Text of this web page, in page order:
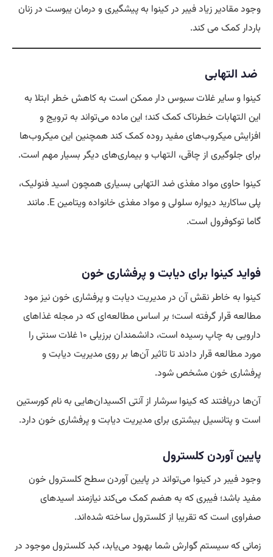
وجود مقادیر زیاد فیبر در کینوا به پیشگیری و درمان یبوست در زنان
باردار کمک می کند.
ضد التهابی
کینوا و سایر غلات سبوس دار ممکن است به کاهش خطر ابتلا به
این التهابات خطرناک کمک کند؛ این ماده می‌تواند به ترویج و
افزایش میکروب‌های مفید روده کمک کند همچنین این میکروب‌ها
برای جلوگیری از چاقی، التهاب و بیماری‌های دیگر بسیار مهم است.
کینوا حاوی مواد مغذی ضد التهابی بسیاری همچون اسید فنولیک،
پلی ساکارید دیواره سلولی و مواد مغذی خانواده ویتامین E. مانند
گاما توکوفرول است.
فواید کینوا برای دیابت و پرفشاری خون
کینوا به خاطر نقش آن در مدیریت دیابت و پرفشاری خون نیز مود
مطالعه قرار گرفته است؛ بر اساس مطالعه‌ای که در مجله غذا‌های
دارویی به چاپ رسیده است، دانشمندان برزیلی ۱۰ غلات سنتی را
مورد مطالعه قرار دادند تا تاثیر آن‌ها بر روی مدیریت دیابت و
پرفشاری خون مشخص شود.
آن‌ها دریافتند که کینوا سرشار از آنتی اکسیدان‌هایی به نام کورستین
است و پتانسیل بیشتری برای مدیریت دیابت و پرفشاری خون دارد.
پایین آوردن کلسترول
وجود فیبر در کینوا می‌تواند در پایین آوردن سطح کلسترول خون
مفید باشد؛ فیبری که به هضم کمک می‌کند نیازمند اسید‌های
صفراوی است که تقریبا از کلسترول ساخته شده‌اند.
زمانی که سیستم گوارش شما بهبود می‌یابد، کبد کلسترول موجود در